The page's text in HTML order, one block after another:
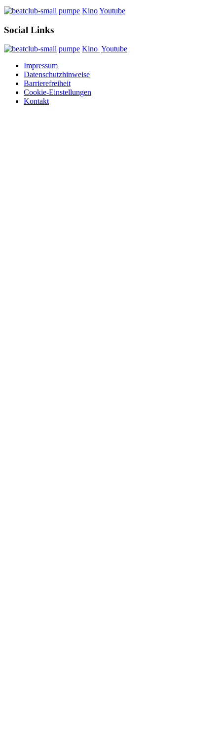
pumpe KinoYoutube
Social Links
pumpe Kino Youtube
Impressum
Datenschutzhinweise
Barrierefreiheit
Cookie-Einstellungen
Kontakt